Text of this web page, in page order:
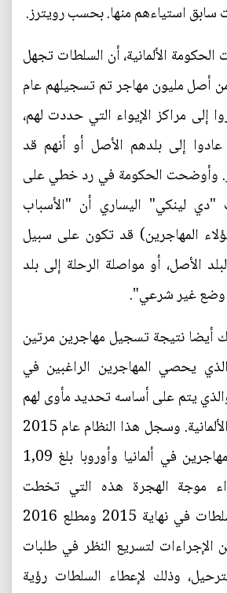
استياءهم منها. بحسب رويترز.
الألمانية، أن السلطات تجهل
13% من أصل مليون مهاجر تم تسجيلهم عام
إلى مراكز الإيواء التي حددت لهم،
إلى بلدهم الأصل أو أنهم قد
وأوضحت الحكومة في رد خطي على
"دي لينكي" اليساري أن "الأسباب
المهاجرين) قد تكون على سبيل
الأصل، أو مواصلة الرحلة إلى بلد
وضع غير شرعي".
أيضا نتيجة تسجيل مهاجرين مرتين
يحصي المهاجرين الراغبين في
يتم على أساسه تحديد مأوى لهم
في إحدى المناطق الألمانية. وسجل هذا النظام عام 2015
عددا قياسيا من المهاجرين في ألمانيا وأوروبا بلغ 1,09
موجة الهجرة هذه التي تخطت
قدراتها، عمدت السلطات في نهاية 2015 ومطلع 2016
لتسريع النظر في طلبات
وذلك لإعطاء السلطات رؤية